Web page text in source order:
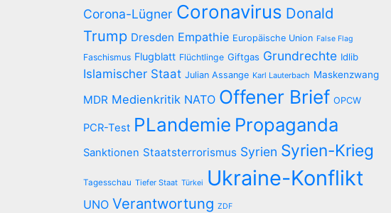
Corona-Lügner Coronavirus Donald
Trump Dresden Empathie Europäische Union False Flag
Faschismus Flugblatt Flüchtlinge Giftgas Grundrechte Idlib
Islamischer Staat Julian Assange Karl Lauterbach Maskenzwang
MDR Medienkritik NATO Offener Brief OPCW
PCR-Test PLandemie Propaganda
Sanktionen Staatsterrorismus Syrien Syrien-Krieg
Tagesschau Tiefer Staat Türkei Ukraine-Konflikt
UNO Verantwortung ZDF